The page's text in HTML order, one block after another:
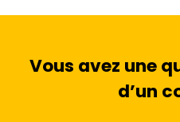
Vous avez une
d’un